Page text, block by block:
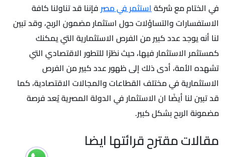
في الختام مع شركةاستثمر في مصرفإننا قد تناولنا كافة
الاستفسارات والتساؤلات حول استثمار مضمون الربح، وقد تبين
لنا أنه يوجد عدد كبير من الفرص الاستثمارية التي يمكنك
كمستثمر الاستثمار فيها، حيث نظرًا للتطور الاقتصادي التي
تشهده الأمة، أدى ذلك إلى ظهور عدد كبير من الفرص
الاستثمارية في مختلف القطاعات والمجالات الاقتصادية، كما
قد تبين لنا أيضًا ان الاستثمار في الدولة المصرية يُعد فرصة
مضمونة الربح بشكل كبير.
مقالات مقترح قرائتها ايضا